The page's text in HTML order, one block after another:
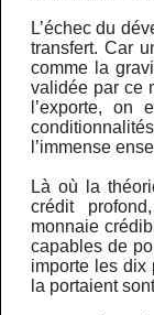
L’échec du
transfert. Car
comme la
validée par ce
l’exporte, on
l’immense
Là où la
crédit
monnaie
capables de
importe les dix
la portaient